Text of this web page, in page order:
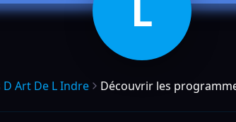
D Art De L Indre Découvrir les